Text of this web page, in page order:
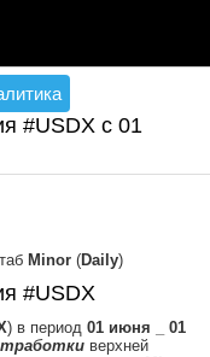
#USDX с 01
Minor (Daily)
#USDX
) в период 01 июня _ 01
верхней